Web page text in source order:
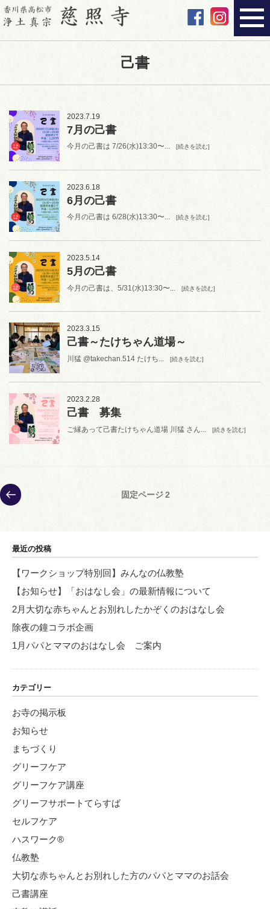
己書
2023.7.19
7月の己書
今月の己書は 7/26(水)13:30〜... [続きを読む]
2023.6.18
6月の己書
今月の己書は 6/28(水)13:30〜... [続きを読む]
2023.5.14
5月の己書
今月の己書は、5/31(水)13:30〜... [続きを読む]
2023.3.15
己書～たけちゃん道場～
川猛 @takechan.514 たけち... [続きを読む]
2023.2.28
己書 募集
ご縁あって己書たけちゃん道場 川猛 さん... [続きを読む]
投
稿
前
の
ジ
固定ページ2
最近の投稿
【ワークショップ特別回】みんなの仏教塾
【お知らせ】「おはなし会」の最新情報について
2月大切な赤ちゃんとお別れしたかぞくのおはなし会
除夜の鐘コラボ企画
1月パパとママのおはなし会 ご案内
カテゴリー
お寺の掲示板
お知らせ
まちづくり
グリーフケア
グリーフケア講座
グリーフサポートてらすば
セルフケア
ハスワーク®
仏教塾
大切な赤ちゃんとお別れした方のパパとママのお話会
己書講座